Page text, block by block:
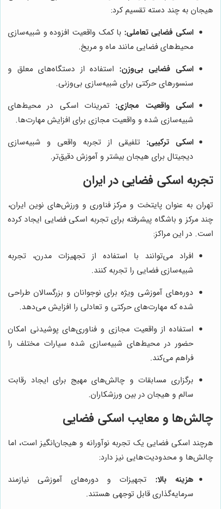
هیجان به چند دسته تقسیم کرد:
اسکی فضایی تعاملی: با کمک واقعیت افزوده و شبیه‌سازی
محیط‌های فضایی مانند ماه و مریخ.
اسکی فضایی بی‌وزن: استفاده از دستگاه‌های معلق و
سنسورهای حرکتی برای شبیه‌سازی بی‌وزنی.
اسکی واقعیت مجازی: تمرینات اسکی در محیط‌های
شبیه‌سازی شده و واقعیت مجازی برای افزایش مهارت‌ها.
اسکی ترکیبی: تلفیقی از تجربه واقعی و شبیه‌سازی
دیجیتال برای هیجان بیشتر و آموزش دقیق‌تر.
تجربه اسکی فضایی در ایران
تهران به عنوان پایتخت و مرکز فناوری و ورزش‌های نوین ایران،
چند مرکز و باشگاه پیشرفته برای تجربه اسکی فضایی ایجاد کرده
است. در این مراکز:
افراد می‌توانند با استفاده از تجهیزات مدرن، تجربه
شبیه‌سازی فضایی را تجربه کنند.
دوره‌های آموزشی ویژه برای نوجوانان و بزرگسالان طراحی
شده که مهارت‌های حرکتی و تعادلی را افزایش می‌دهد.
استفاده از واقعیت مجازی و فناوری‌های پوشیدنی امکان
حضور در محیط‌های شبیه‌سازی شده سیارات مختلف را
فراهم می‌کند.
برگزاری مسابقات و چالش‌های مهیج برای ایجاد رقابت
سالم و هیجان در بین ورزشکاران.
چالش‌ها و معایب اسکی فضایی
هرچند اسکی فضایی یک تجربه نوآورانه و هیجان‌انگیز است، اما
چالش‌ها و محدودیت‌هایی نیز دارد:
هزینه بالا: تجهیزات و دوره‌های آموزشی نیازمند
سرمایه‌گذاری قابل توجهی هستند.